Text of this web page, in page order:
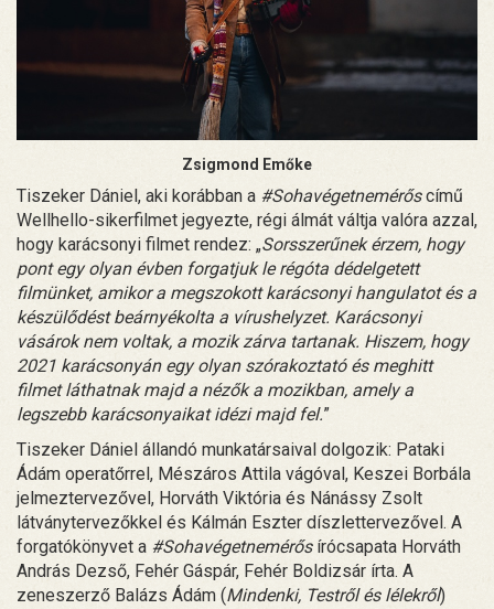
Zsigmond Emőke
Tiszeker Dániel, aki korábban a #Sohavégetnemérőscímű
Wellhello-sikerfilmet jegyezte, régi álmát váltja valóra azzal,
hogy karácsonyi filmet rendez: „Sorsszerűnek érzem, hogy
pont egy olyan évben forgatjuk le régóta dédelgetett
filmünket, amikor a megszokott karácsonyi hangulatot és a
készülődést beárnyékolta a vírushelyzet. Karácsonyi
vásárok nem voltak, a mozik zárva tartanak. Hiszem, hogy
2021 karácsonyán egy olyan szórakoztató és meghitt
filmet láthatnak majd a nézők a mozikban, amely a
legszebb karácsonyaikat idézi majd fel.”
Tiszeker Dániel állandó munkatársaival dolgozik: Pataki
Ádám operatőrrel, Mészáros Attila vágóval, Keszei Borbála
jelmeztervezővel, Horváth Viktória és Nánássy Zsolt
látványtervezőkkel és Kálmán Eszter díszlettervezővel. A
forgatókönyvet a #Sohavégetnemérősírócsapata Horváth
András Dezső, Fehér Gáspár, Fehér Boldizsár írta. A
zeneszerző Balázs Ádám (Mindenki, Testről és lélekről)